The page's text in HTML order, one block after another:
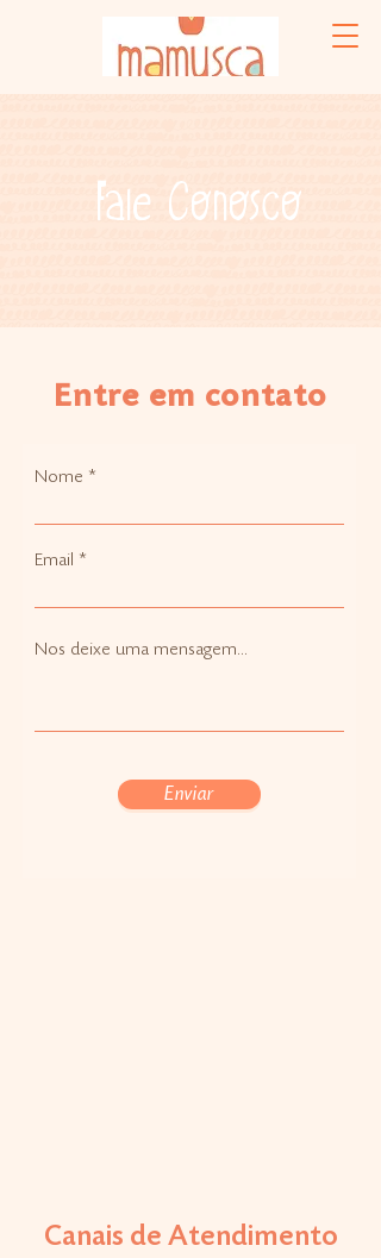
Fale Conosco
Entre em contato
Nome
Email
Nos deixe uma mensagem...
Enviar
Canais de Atendimento